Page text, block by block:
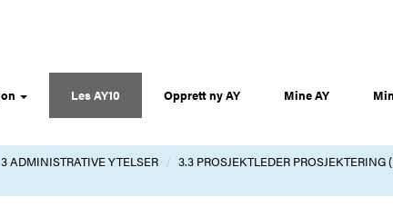
Les AY10 Opprett ny AY Mine AY
3 ADMINISTRATIVE YTELSER
3.3 PROSJEKTLEDER PROSJEKTERING